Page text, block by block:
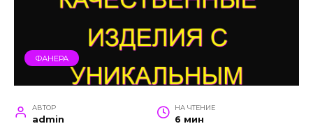
ФАНЕРА
АВТОР
admin
НА ЧТЕНИЕ
6 мин